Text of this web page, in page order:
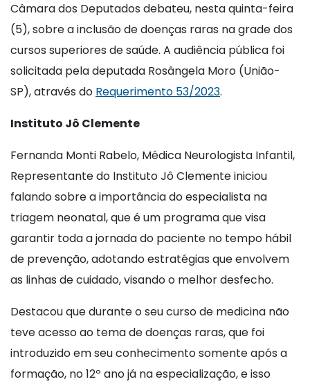
Câmara dos Deputados debateu, nesta quinta-feira
(5), sobre a inclusão de doenças raras na grade dos
cursos superiores de saúde. A audiência pública foi
solicitada pela deputada Rosângela Moro (União-
SP), através do Requerimento 53/2023.
Instituto Jô Clemente
Fernanda Monti Rabelo, Médica Neurologista Infantil,
Representante do Instituto Jô Clemente iniciou
falando sobre a importância do especialista na
triagem neonatal, que é um programa que visa
garantir toda a jornada do paciente no tempo hábil
de prevenção, adotando estratégias que envolvem
as linhas de cuidado, visando o melhor desfecho.
Destacou que durante o seu curso de medicina não
teve acesso ao tema de doenças raras, que foi
introduzido em seu conhecimento somente após a
formação, no 12º ano já na especialização, e isso